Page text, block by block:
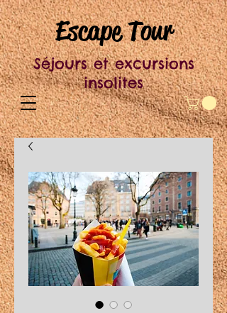
Escape Tour
Séjours et excursions
insolites